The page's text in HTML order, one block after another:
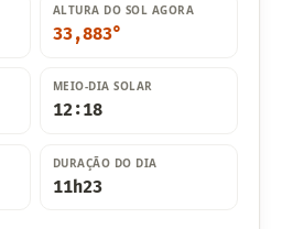
ALTURA DO SOL AGORA
33,886°
MEIO-DIA SOLAR
12:18
DURAÇÃO DO DIA
11h23